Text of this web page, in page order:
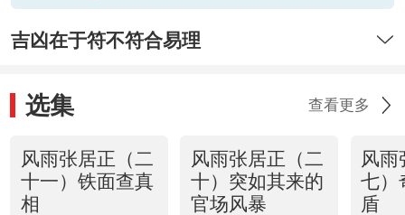
吉凶在于符不符合易理
选集 查看更多
风雨张居正（二
十一）铁面查真
相
风雨张居正（二
十）突如其来的
官场风暴
风雨
七）
盾